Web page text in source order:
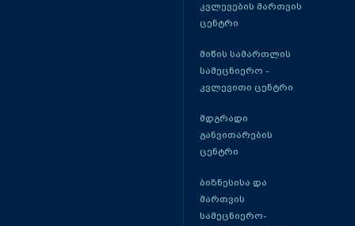
კვლევების მართვის
ცენტრი
მიწის სამართლის
სამეცნიერო -
კვლევითი ცენტრი
მდგრადი
განვითარების
ცენტრი
ბიზნესისა და
მართვის
სამეცნიერო-